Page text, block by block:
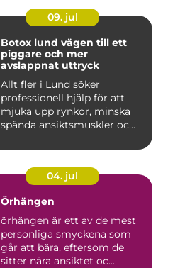
09. jul
Botox lund vägen till ett
piggare och mer
avslappnat uttryck
Allt fler i Lund söker
professionell hjälp för att
mjuka upp rynkor, minska
spända ansiktsmuskler oc...
04. jul
Örhängen
örhängen är ett av de mest
personliga smyckena som
går att bära, eftersom de
sitter nära ansiktet oc...